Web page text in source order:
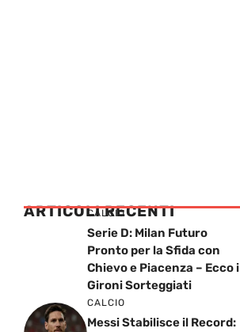
ARTICOLI RECENTI
CALCIO
Serie D: Milan Futuro
Pronto per la Sfida con
Chievo e Piacenza – Ecco i
Gironi Sorteggiati
CALCIO
Messi Stabilisce il Record: